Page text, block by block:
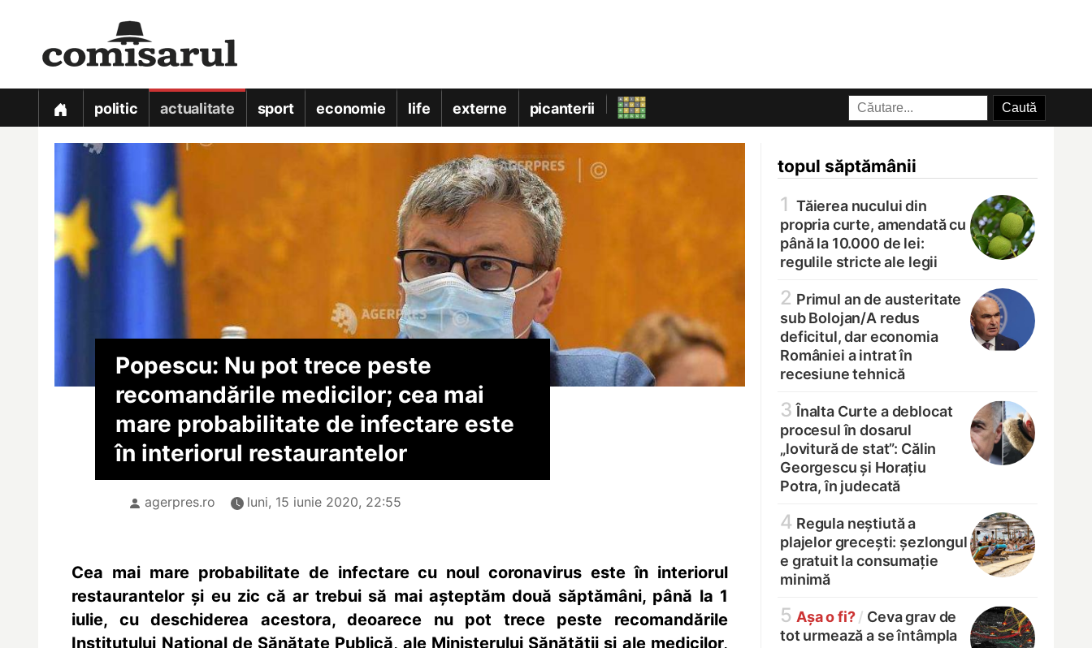
politic actualitate sport economie life externe picanterii
topul săptămânii
1 Tăierea nucului din
propria curte, amendată cu
până la 10.000 de lei:
regulile stricte ale legii
2 Primul an de austeritate
sub Bolojan/A redus
deficitul, dar economia
României a intrat în
recesiune tehnică
3 Înalta Curte a deblocat
procesul în dosarul
„lovitură de stat”: Călin
Georgescu și Horațiu
Potra, în judecată
4 Regula neștiută a
plajelor grecești: șezlongul
e gratuit la consumație
minimă
5 Așa o fi? / Ceva grav de
tot urmează a se întâmpla
Popescu: Nu pot trece peste
recomandările medicilor; cea mai
mare probabilitate de infectare este
în interiorul restaurantelor
agerpres.ro luni, 15 iunie 2020, 22:55
Cea mai mare probabilitate de infectare cu noul coronavirus este în interiorul
restaurantelor şi eu zic că ar trebui să mai aşteptăm două săptămâni, până la 1
iulie, cu deschiderea acestora, deoarece nu pot trece peste recomandările
Institutului Naţional de Sănătate Publică, ale Ministerului Sănătăţii şi ale medicilor,